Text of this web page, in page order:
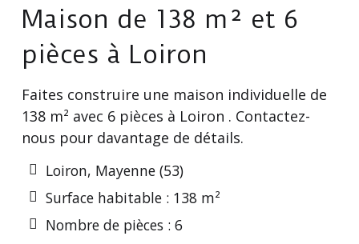
Maison de 138 m² et 6
pièces à Loiron
Faites construire une maison individuelle de
138 m² avec 6 pièces à Loiron . Contactez-
nous pour davantage de détails.
Loiron, Mayenne (53)
Surface habitable : 138 m²
Nombre de pièces : 6